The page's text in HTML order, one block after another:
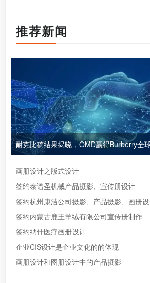
推荐新闻
画册设计之版式设计
签约泰谱圣机械产品摄影、宣传册设计
签约内蒙古鹿王羊绒有限公司宣传册制作
签约纳什医疗画册设计
企业CIS设计是企业文化的的体现
画册设计和图册设计中的产品摄影